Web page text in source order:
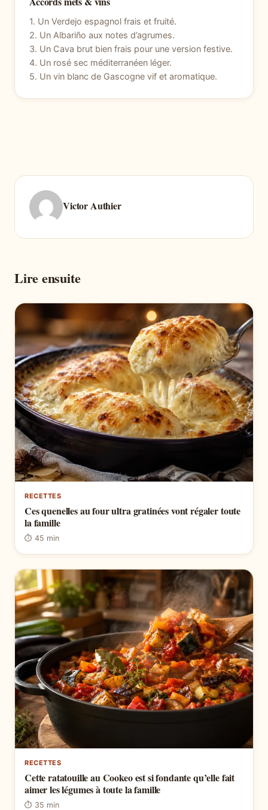
1. Un Verdejo espagnol frais et fruité.
2. Un Albariño aux notes d’agrumes.
3. Un Cava brut bien frais pour une version festive.
4. Un rosé sec méditerranéen léger.
5. Un vin blanc de Gascogne vif et aromatique.
Victor Authier
Lire ensuite
RECETTES
Ces quenelles au four ultra gratinées vont régaler toute
la famille
⏱ 45 min
RECETTES
Cette ratatouille au Cookeo est si fondante qu’elle fait
aimer les légumes à toute la famille
⏱ 35 min